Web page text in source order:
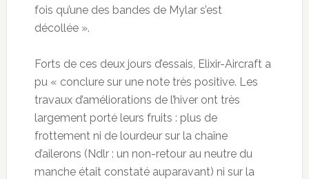
fois qu’une des bandes de Mylar s’est
décollée ».
Forts de ces deux jours d’essais, Elixir-Aircraft a
pu « conclure sur une note très positive. Les
travaux d’améliorations de l’hiver ont très
largement porté leurs fruits : plus de
frottement ni de lourdeur sur la chaîne
d’ailerons (Ndlr : un non-retour au neutre du
manche était constaté auparavant) ni sur la